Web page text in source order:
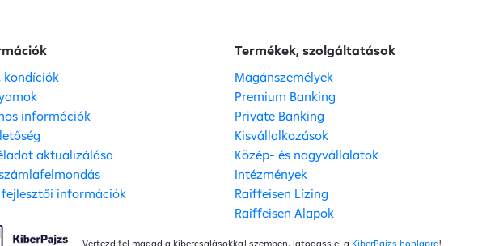
kondíciók
információk
aktualizálása
fejlesztői információk
Termékek, szolgáltatások
Magánszemélyek
Premium Banking
Private Banking
Kisvállalkozások
Közép- és nagyvállalatok
Intézmények
Raiffeisen Lízing
Raiffeisen Alapok
Vértezd fel magad a kibercsalásokkal szemben, látogass el a KiberPajzs honlapra!